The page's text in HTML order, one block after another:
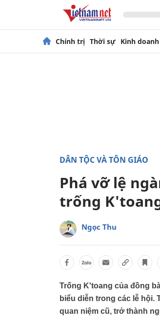
Chính trị Thời sự Kinh doanh
DÂN TỘC VÀ TÔN GIÁO
Phá vỡ lệ
trống
Ngọc Thu
Trống K'toang của đồng
biểu diễn trong các lễ
quan niệm cũ, trở thành